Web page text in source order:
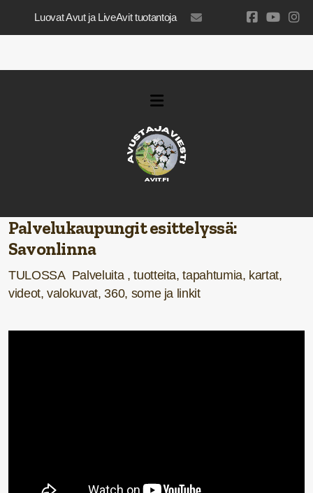
Luovat Avut ja LiveAvit tuotantoja luovatavut@gmail.com
Palvelukaupungit esittelyssä:
Savonlinna
TULOSSA Palveluita ,tuotteita,tapahtumia, kartat,
videot,valokuvat, 360, some ja linkit